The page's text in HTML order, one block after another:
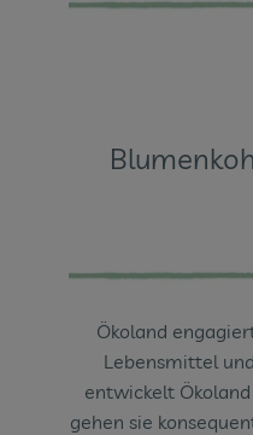
Ökoland
Lebensmittel
entwickelt
gehen sie